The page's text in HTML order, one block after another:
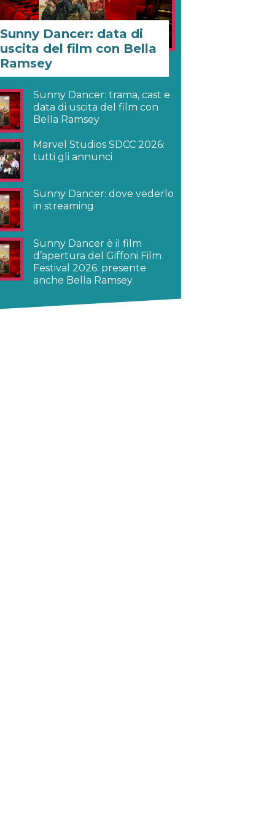
Sunny Dancer: data di
uscita del film con Bella
Ramsey
Sunny Dancer: trama, cast e
data di uscita del film con
Bella Ramsey
Marvel Studios SDCC 2026:
tutti gli annunci
Sunny Dancer: dove vederlo
in streaming
Sunny Dancer è il film
d’apertura del Giffoni Film
Festival 2026: presente
anche Bella Ramsey